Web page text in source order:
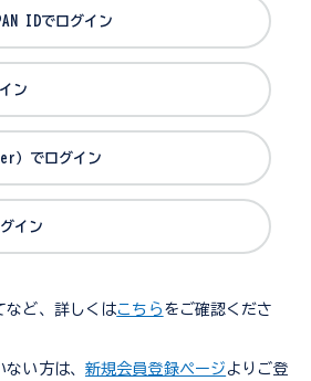
JAPAN IDでログイン
ン
）でログイン
イン
ど、詳しくはこちら をご確認くださ
い方は、 新規会員登録ページ よりご登